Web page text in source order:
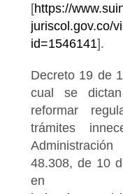
[https://
juriscol.gov.co/
id=1546141].
Decreto 19 de
cual se
reformar
trámites
48.308, de 10